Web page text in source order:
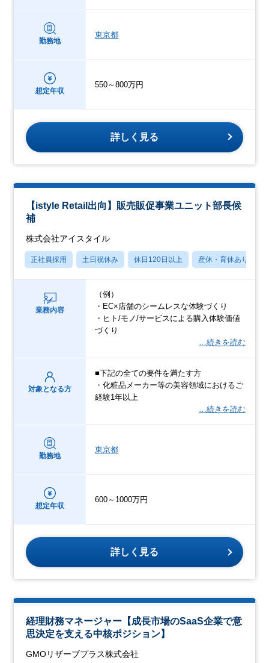
勤務地
東京都
想定年収
550～800万円
詳しく見る
【istyle Retail出向】販売販促事業ユニット部長候
補
株式会社アイスタイル
正社員採用 土日祝休み 休日120日以上 産休・育休あり
業務内容
（例）
・EC×店舗のシームレスな体験づくり
・ヒト/モノ/サービスによる購入体験価値
づくり
…続きを読む
対象となる方
■下記の全ての要件を満たす方
・化粧品メーカー等の美容領域におけるご
経験1年以上
…続きを読む
勤務地
東京都
想定年収
600～1000万円
詳しく見る
経理財務マネージャー【成長市場のSaaS企業で意
思決定を支える中核ポジション】
GMOリザーブプラス株式会社